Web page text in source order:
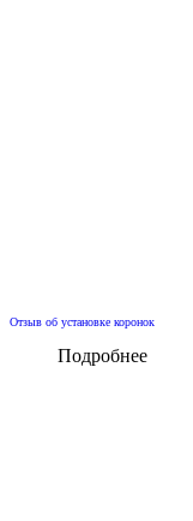
Отзыв об установке коронок
Подробнее